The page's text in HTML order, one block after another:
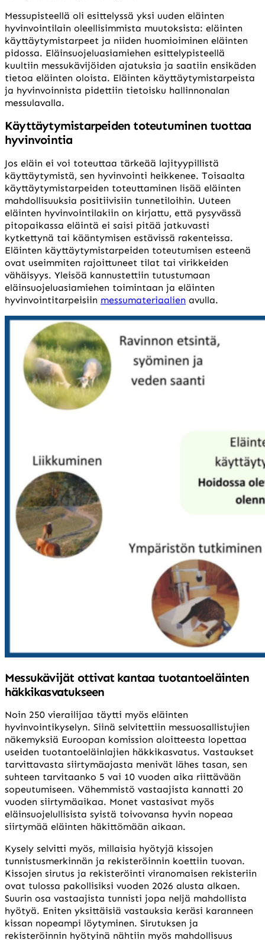
Messupisteellä oli esittelyssä yksi uuden eläinten
hyvinvointilain oleellisimmista muutoksista: eläinten
käyttäytymistarpeet ja niiden huomioiminen eläinten
pidossa. Eläinsuojeluasiamiehen esittelypisteellä
kuultiin messukävijöiden ajatuksia ja saatiin ensikäden
tietoa eläinten oloista. Eläinten käyttäytymistarpeista
ja hyvinvoinnista pidettiin tietoisku hallinnonalan
messulavalla.
Käyttäytymistarpeiden toteutuminen tuottaa
hyvinvointia
Jos eläin ei voi toteuttaa tärkeää lajityypillistä
käyttäytymistä, sen hyvinvointi heikkenee. Toisaalta
käyttäytymistarpeiden toteuttaminen lisää eläinten
mahdollisuuksia positiivisiin tunnetiloihin. Uuteen
eläinten hyvinvointilakiin on kirjattu, että pysyvässä
pitopaikassa eläintä ei saisi pitää jatkuvasti
kytkettynä tai kääntymisen estävissä rakenteissa.
Eläinten käyttäytymistarpeiden toteutumisen esteenä
ovat useimmiten rajoittuneet tilat tai virikkeiden
vähäisyys. Yleisöä kannustettiin tutustumaan
eläinsuojeluasiamiehen toimintaan ja eläinten
hyvinvointitarpeisiin messumateriaalien avulla.
Messukävijät ottivat kantaa tuotantoeläinten
häkkikasvatukseen
Noin 250 vierailijaa täytti myös eläinten
hyvinvointikyselyn. Siinä selvitettiin messuosallistujien
näkemyksiä Euroopan komission aloitteesta lopettaa
useiden tuotantoeläinlajien häkkikasvatus. Vastaukset
tarvittavasta siirtymäajasta menivät lähes tasan, sen
suhteen tarvitaanko 5 vai 10 vuoden aika riittävään
sopeutumiseen. Vähemmistö vastaajista kannatti 20
vuoden siirtymäaikaa. Monet vastasivat myös
eläinsuojelullisista syistä toivovansa hyvin nopeaa
siirtymää eläinten häkittömään aikaan.
Kysely selvitti myös, millaisia hyötyjä kissojen
tunnistusmerkinnän ja rekisteröinnin koettiin tuovan.
Kissojen sirutus ja rekisteröinti viranomaisen rekisteriin
ovat tulossa pakollisiksi vuoden 2026 alusta alkaen.
Suurin osa vastaajista tunnisti jopa neljä mahdollista
hyötyä. Eniten yksittäisiä vastauksia keräsi karanneen
kissan nopeampi löytyminen. Sirutuksen ja
rekisteröinnin hyötyinä nähtiin myös mahdollisuus